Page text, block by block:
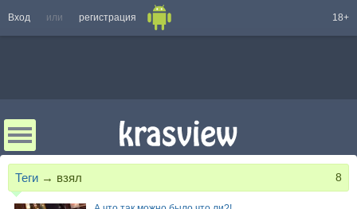
Вход или регистрация 18+
Теги → взял 8